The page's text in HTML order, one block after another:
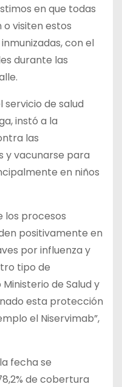
en que todas
visiten estos
con el
durante las
de salud
instó a la
las
y vacunarse para
en niños
los procesos
positivamente en
por influenza y
tipo de
de Salud y
esta protección
el Niservimab”,
fecha se
de cobertura